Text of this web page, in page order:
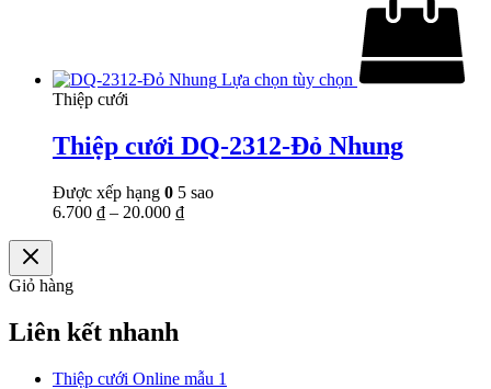
Lựa chọn tùy chọn
Thiệp cưới
Thiệp cưới DQ-2312-Đỏ Nhung
Được xếp hạng 0 5 sao
6.700 ₫ – 20.000 ₫
Giỏ hàng
Liên kết nhanh
Thiệp cưới Online mẫu 1